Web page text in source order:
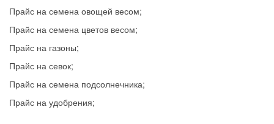
Прайс на семена овощей весом;
Прайс на семена цветов весом;
Прайс на газоны;
Прайс на севок;
Прайс на семена подсолнечника;
Прайс на удобрения;